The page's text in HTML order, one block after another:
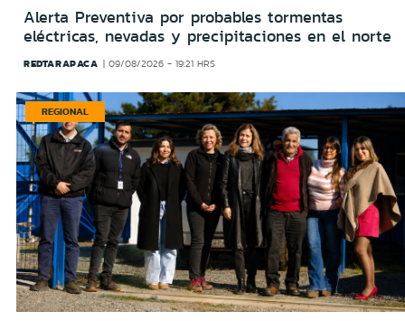
Alerta Preventiva por probables tormentas
eléctricas, nevadas y precipitaciones en el norte
REDTARAPACA 09/08/2026 - 19:21 HRS
REGIONAL